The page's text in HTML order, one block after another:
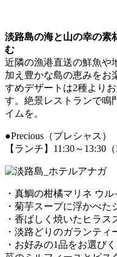
淡路島の海と山の幸の素
む
近隣の漁港直送の鮮魚や
加え豊かな島の恵みをお
すめデザートは2種より
す。絶景レストランで鳴
イムを。
●Precious（プレシャス）
【ランチ】11:30～13:30
・真鯛の柑橘マリネ ウ
・菊芋スープに浮かべた
・香ばしく焼いたヒラ
・淡路どりのガランテ
・お好みの1品をお選び